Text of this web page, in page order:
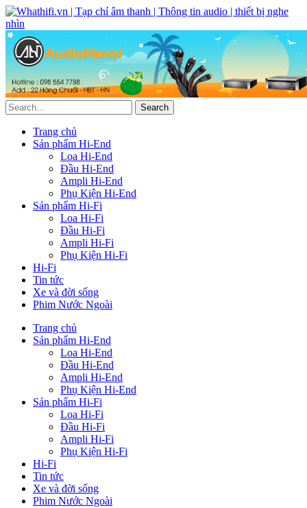
Trang chủ
Sản phẩm Hi-End
Loa Hi-End
Đầu Hi-End
Ampli Hi-End
Phụ Kiện Hi-End
Sản phẩm Hi-Fi
Loa Hi-Fi
Đầu Hi-Fi
Ampli Hi-Fi
Phụ Kiện Hi-Fi
Hi-Fi
Tin tức
Xe và đời sống
Phim Nước Ngoài
Trang chủ
Sản phẩm Hi-End
Loa Hi-End
Đầu Hi-End
Ampli Hi-End
Phụ Kiện Hi-End
Sản phẩm Hi-Fi
Loa Hi-Fi
Đầu Hi-Fi
Ampli Hi-Fi
Phụ Kiện Hi-Fi
Hi-Fi
Tin tức
Xe và đời sống
Phim Nước Ngoài